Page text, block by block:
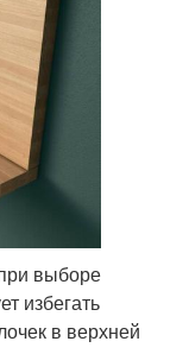
выборе
избегать
в верхней